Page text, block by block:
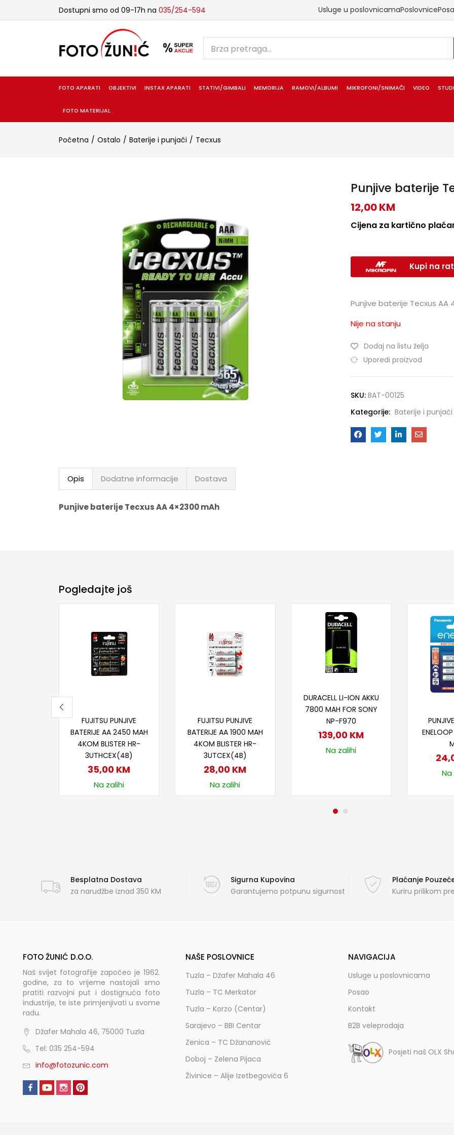
Dostupni smo od 09-17h na 035/254-594 Usluge u poslovnicamaPoslovnice
FOTO APARATI OBJEKTIVI INSTAX APARATI STATIVI/GIMBALI MEMORIJA RAMOVI/ALBUMI MIKROFONI/SNIMAČI VIDEO
FOTO MATERIJAL
Početna Ostalo Baterije i punjači Tecxus
Punjive baterije
12,00KM
Cijena za kartično
Kupi na
Punjive baterije Tecxus AA
Nije na stanju
Dodaj na listu želja
Uporedi proizvod
SKU: BAT-00125
Kategorije: Baterije i punjači
Opis Dodatne informacije Dostava
Punjive baterije Tecxus AA 4×2300 mAh
Pogledajte još
FUJITSU PUNJIVE
BATERIJE AA 2450 MAH
4KOM BLISTER HR-
3UTHCEX(4B)
35,00 KM
Na zalihi
FUJITSU PUNJIVE
BATERIJE AA 1900 MAH
4KOM BLISTER HR-
3UTCEX(4B)
28,00 KM
Na zalihi
DURACELL LI-ION AKKU
7800 MAH FOR SONY
NP-F970
139,00 KM
Na zalihi
Na
Besplatna Dostava
za narudžbe iznad 350 KM
Sigurna Kupovina
Garantujemo potpunu sigurnost
Plaćanje
Kuriru prilikom
FOTO ŽUNIĆ D.O.O.
Naš svijet fotografije započeo je 1962.
godine, za to vrijeme nastojali smo
pratiti razvojni put i dostignuća foto
industrije, te iste primjenjivati u svome
radu.
Džafer Mahala 46, 75000 Tuzla
Tel: 035 254-594
info@fotozunic.com
NAŠE POSLOVNICE
Tuzla – Džafer Mahala 46
Tuzla – TC Merkator
Tuzla – Korzo (Centar)
Sarajevo – BBI Centar
Zenica – TC Džananović
Doboj – Zelena Pijaca
Živinice – Alije Izetbegovića 6
NAVIGACIJA
Usluge u poslovnicama
Posao
Kontakt
B2B veleprodaja
Posjeti naš OLX